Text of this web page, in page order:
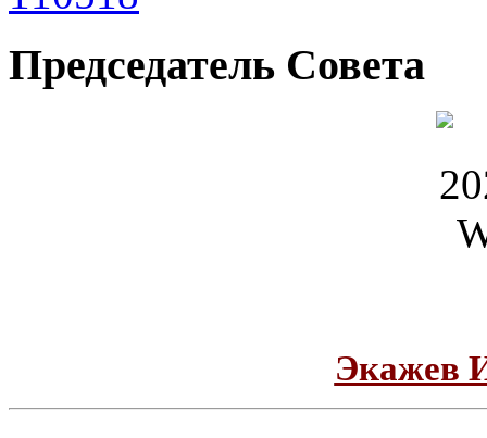
Председатель Совета
Экажев